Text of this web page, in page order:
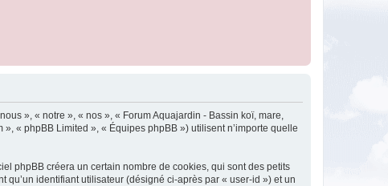
», « notre », « nos », « Forum Aquajardin - Bassin koï, mare,
« phpBB Limited », « Équipes phpBB ») utilisent n’importe quelle
phpBB créera un certain nombre de cookies, qui sont des petits
identifiant utilisateur (désigné ci-après par « user-id ») et un